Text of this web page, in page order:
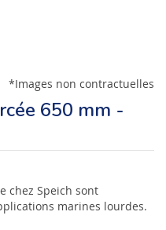
*Images non contractuelles
650 mm -
chez Speich sont
marines lourdes.